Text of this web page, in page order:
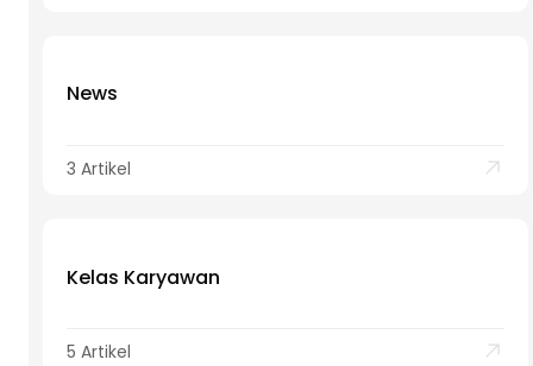
News
3 Artikel
Kelas Karyawan
5 Artikel